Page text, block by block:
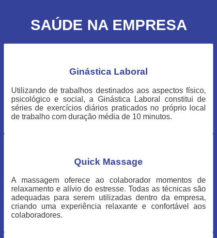
SAÚDE NA EMPRESA
Ginástica Laboral
Utilizando de trabalhos destinados aos aspectos físico,
psicológico e social, a Ginástica Laboral constitui de
séries de exercícios diários praticados no próprio local
de trabalho com duração média de 10 minutos.
Quick Massage
A massagem oferece ao colaborador momentos de
relaxamento e alívio do estresse. Todas as técnicas são
adequadas para serem utilizadas dentro da empresa,
criando uma experiência relaxante e confortável aos
colaboradores.